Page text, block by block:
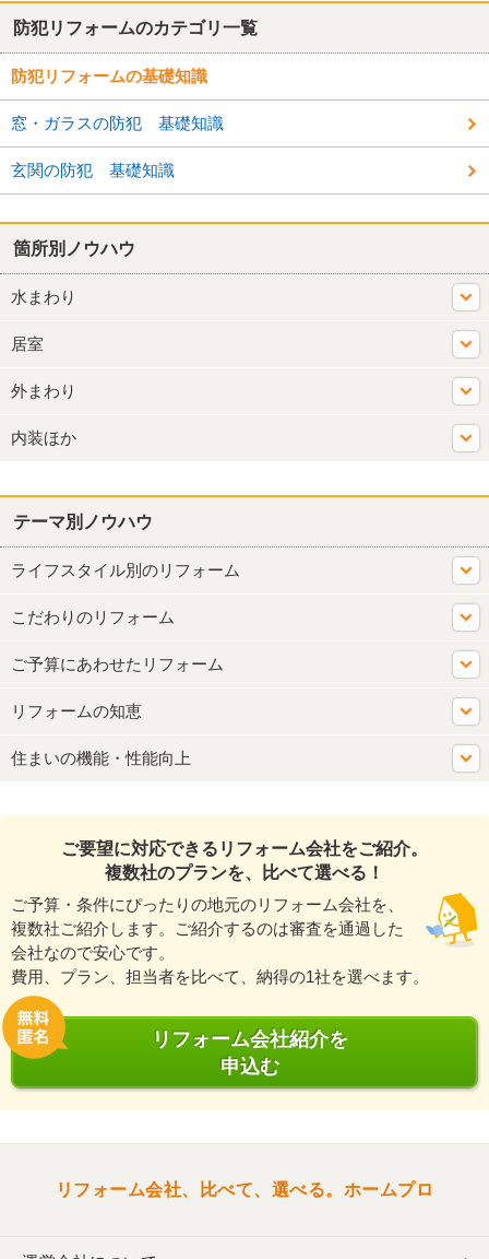
防犯リフォームのカテゴリ一覧
防犯リフォームの基礎知識
窓・ガラスの防犯 基礎知識
玄関の防犯 基礎知識
箇所別ノウハウ
水まわり
居室
外まわり
内装ほか
テーマ別ノウハウ
ライフスタイル別のリフォーム
こだわりのリフォーム
ご予算にあわせたリフォーム
リフォームの知恵
住まいの機能・性能向上
ご要望に対応できるリフォーム会社をご紹介。
複数社のプランを、比べて選べる！
ご予算・条件にぴったりの地元のリフォーム会社を、
複数社ご紹介します。ご紹介するのは審査を通過した
会社なので安心です。
費用、プラン、担当者を比べて、納得の1社を選べます。
リフォーム会社紹介を
申込む
リフォーム会社、比べて、選べる。ホームプロ